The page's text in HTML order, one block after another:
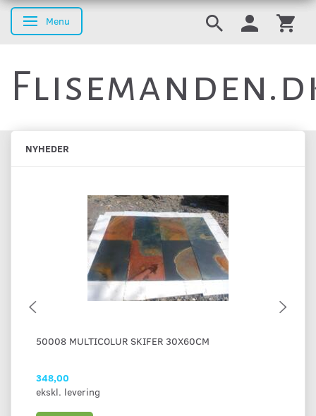
Skifte navigation
Menu
NYHEDER
50008 MULTICOLUR SKIFER 30X60CM
348,00
ekskl. levering